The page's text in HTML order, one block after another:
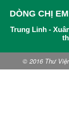
DÒNG CHỊ
Trung Linh -
© 2016 Thư